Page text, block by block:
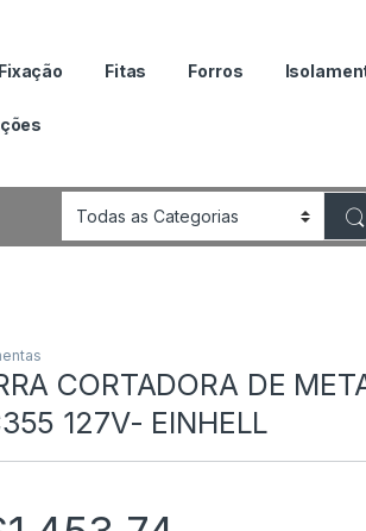
Fixação Fitas Forros
CORTADORA DE
127V- EINHELL